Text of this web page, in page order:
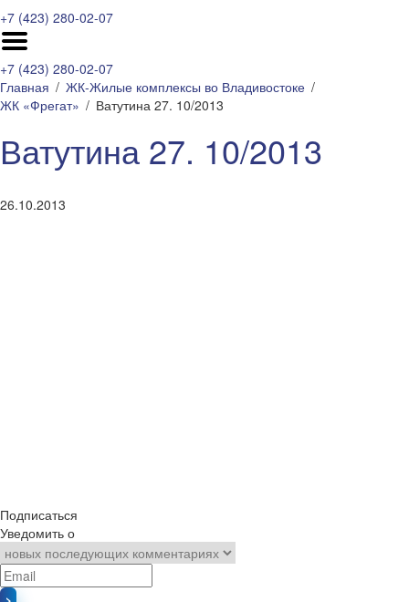
+7 (423) 280-02-07
+7 (423) 280-02-07
Главная
ЖК-Жилые комплексы во Владивостоке
ЖК «Фрегат»
Ватутина 27. 10/2013
Ватутина 27. 10/2013
26.10.2013
Подписаться
Уведомить о